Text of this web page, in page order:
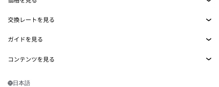
MetaMask Connect
Snaps
Web3サービス
セキュリティ
サポート
キャリア
イーサリアムの価格
Solanaの価格
Tetherの価格
交換レートを見る
ETH→USD
USDT→INR
ガイドを見る
ETHの購入
コンテンツを見る
Solanaウォレット
日本語